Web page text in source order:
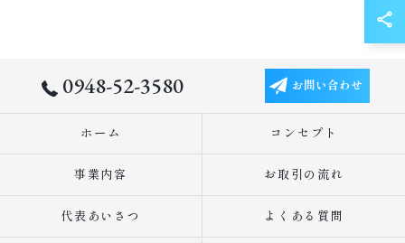
0948-52-3580 お問い合わせ
ホーム コンセプト
事業内容 お取引の流れ
代表あいさつ よくある質問